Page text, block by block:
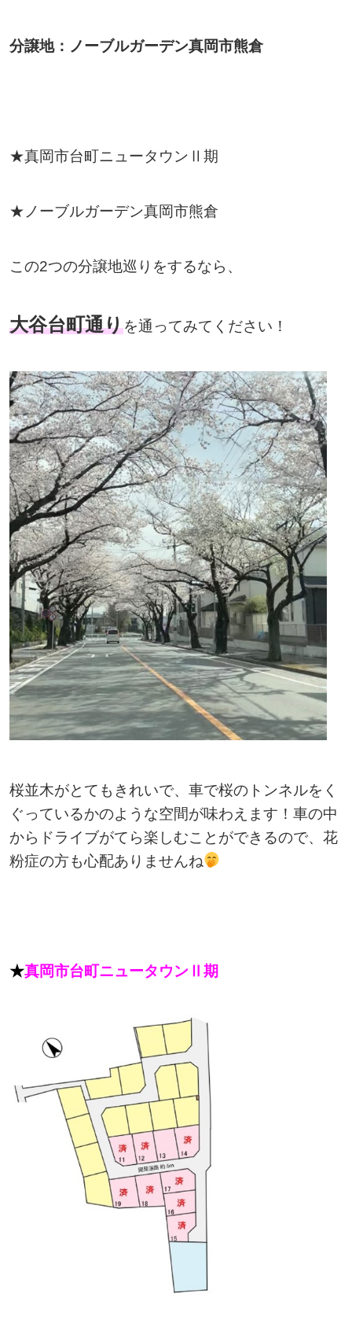
分譲地：ノーブルガーデン真岡市熊倉
★真岡市台町ニュータウンⅡ期
★ノーブルガーデン真岡市熊倉
この2つの分譲地巡りをするなら、
大谷台町通りを通ってみてください！
桜並木がとてもきれいで、車で桜のトンネルをく
ぐっているかのような空間が味わえます！車の中
からドライブがてら楽しむことができるので、花
粉症の方も心配ありませんね
★真岡市台町ニュータウンⅡ期